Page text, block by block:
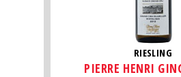
RIESLING
PIERRE HENRI